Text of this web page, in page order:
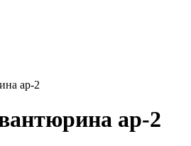
ар-2
ар-2